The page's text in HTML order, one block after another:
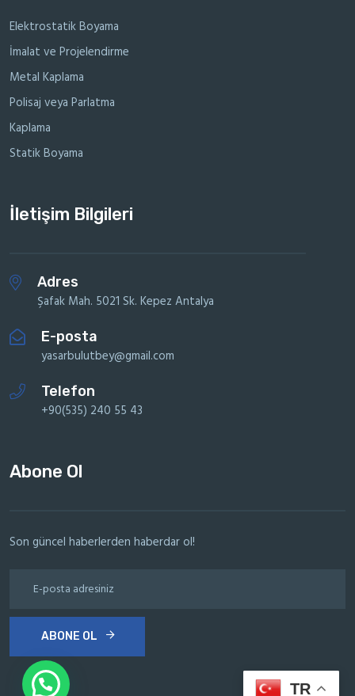
Elektrostatik Boyama
İmalat ve Projelendirme
Metal Kaplama
Polisaj veya Parlatma
Kaplama
Statik Boyama
İletişim Bilgileri
Adres
Şafak Mah. 5021 Sk. Kepez Antalya
E-posta
yasarbulutbey@gmail.com
Telefon
+90(535) 240 55 43
Abone Ol
Son güncel haberlerden haberdar ol!
ABONE OL
TR